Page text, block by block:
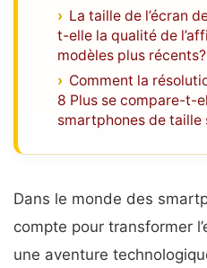
La taille de l’écran
t-elle la qualité de
modèles plus récents?
Comment la
8 Plus se compare-t-
smartphones de taille
Dans le monde des
compte pour transformer
une aventure